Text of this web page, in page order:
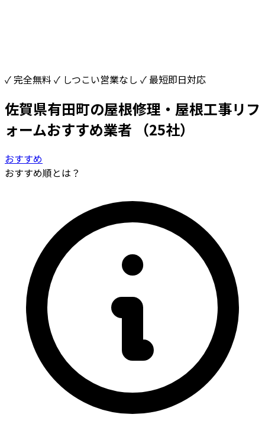
✓ 完全無料 ✓ しつこい営業なし ✓ 最短即日対応
佐賀県有田町の屋根修理・屋根工事リフ
ォームおすすめ業者
（25社）
おすすめ
おすすめ順とは？